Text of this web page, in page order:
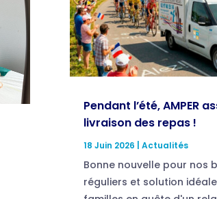
Pendant l’été, AMPER
livraison des repas !
18 Juin 2026 Actualités
Bonne nouvelle pour nos
réguliers et solution